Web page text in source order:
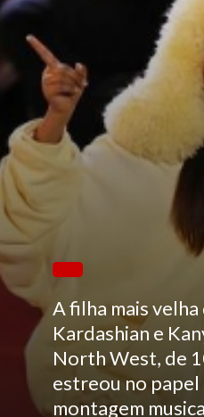
A filha mais velha
Kardashian e
North West, de
estreou no papel
montagem